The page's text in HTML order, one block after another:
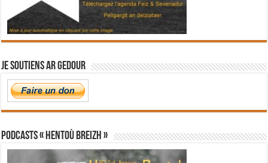
Je soutiens Ar Gedour
PODCASTS « Hentoù Breizh »